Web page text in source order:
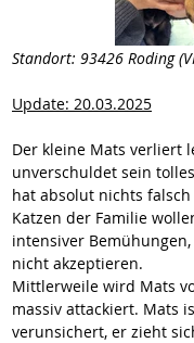
Standort: 93426 Roding
Update: 20.03.2025
Der kleine Mats verliert
unverschuldet sein
hat absolut nichts
Katzen der Familie
intensiver
nicht akzeptieren.
Mittlerweile wird Mats
massiv attackiert. Mats
verunsichert, er zieht